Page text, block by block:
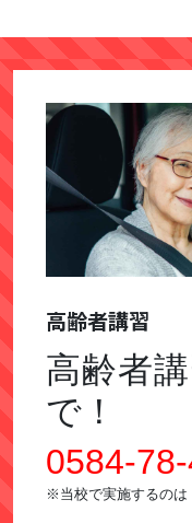
高齢者講習
高齢者
で！
0584-
※当校で実施するのは